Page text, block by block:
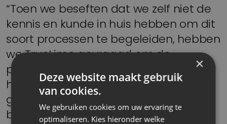
“Toen we beseften dat we zelf niet de
kennis en kunde in huis hebben om dit
soort processen te begeleiden, hebben
we TrueLime gevraagd om de
projectbegeleiding te doen. En dat
hebben ze erg knap gedaan. Het is ze
gelukt om alle type medewerkers
binnen de organisatie, van vrijwilligers
×
Deze website maakt gebruik
van cookies.
We gebruiken cookies om uw ervaring te
optimaliseren. Kies hieronder welke